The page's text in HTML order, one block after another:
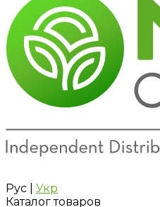
Рус
Укр
Каталог товаров